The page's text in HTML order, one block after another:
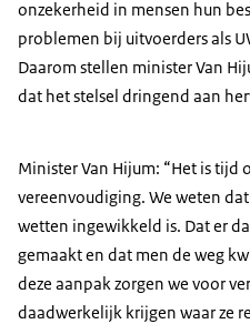
onzekerheid in mensen hun
problemen bij uitvoerders als
Daarom stellen minister Van
dat het stelsel dringend aan
Minister Van Hijum: “Het is tijd
vereenvoudiging. We weten
wetten ingewikkeld is. Dat er
gemaakt en dat men de weg
deze aanpak zorgen we voor
daadwerkelijk krijgen waar ze